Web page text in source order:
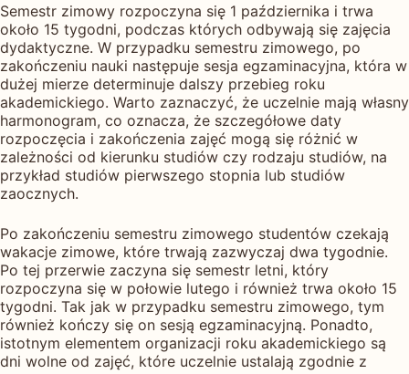
Semestr zimowy rozpoczyna się 1 października i trwa
około 15 tygodni, podczas których odbywają się zajęcia
dydaktyczne. W przypadku semestru zimowego, po
zakończeniu nauki następuje sesja egzaminacyjna, która w
dużej mierze determinuje dalszy przebieg roku
akademickiego. Warto zaznaczyć, że uczelnie mają własny
harmonogram, co oznacza, że szczegółowe daty
rozpoczęcia i zakończenia zajęć mogą się różnić w
zależności od kierunku studiów czy rodzaju studiów, na
przykład studiów pierwszego stopnia lub studiów
zaocznych.
Po zakończeniu semestru zimowego studentów czekają
wakacje zimowe, które trwają zazwyczaj dwa tygodnie.
Po tej przerwie zaczyna się semestr letni, który
rozpoczyna się w połowie lutego i również trwa około 15
tygodni. Tak jak w przypadku semestru zimowego, tym
również kończy się on sesją egzaminacyjną. Ponadto,
istotnym elementem organizacji roku akademickiego są
dni wolne od zajęć, które uczelnie ustalają zgodnie z